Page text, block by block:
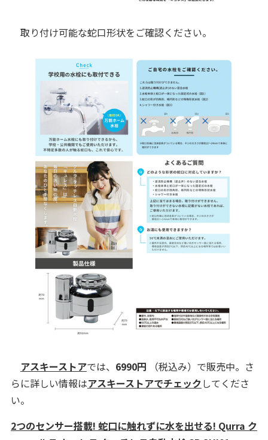
取り付け可能な蛇口形状をご確認ください。
アスキーストアでは、 6990円
（税込み）で販売中。さ
らに詳しい情報はアスキーストアでチェックしてくださ
い。
2つのセンサー搭載! 蛇口に触れずに水を出せる! Qurra ク